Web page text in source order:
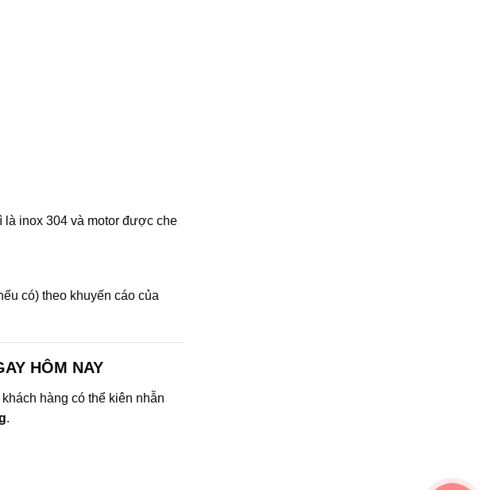
inox 304 và motor được che
có) theo khuyến cáo của
HÔM NAY
hàng có thể kiên nhẫn
.